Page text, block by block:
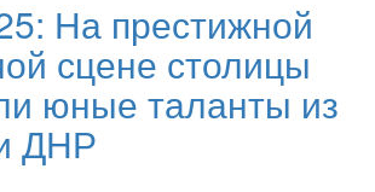
На престижной
сцене столицы
юные таланты из
ДНР